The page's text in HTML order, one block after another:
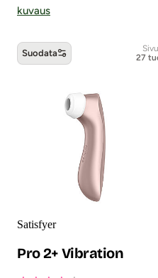
kuvaus
Suodata
27
Imevät
Satisfyer
Pro 2+ Vibration